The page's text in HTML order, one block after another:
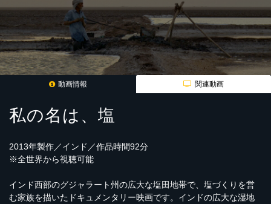
動画情報 関連動画
私の名は、塩
2013年製作／インド／作品時間92分
※全世界から視聴可能
インド西部のグジャラート州の広大な塩田地帯で、塩づくりを営
む家族を描いたドキュメンタリー映画です。インドの広大な湿地